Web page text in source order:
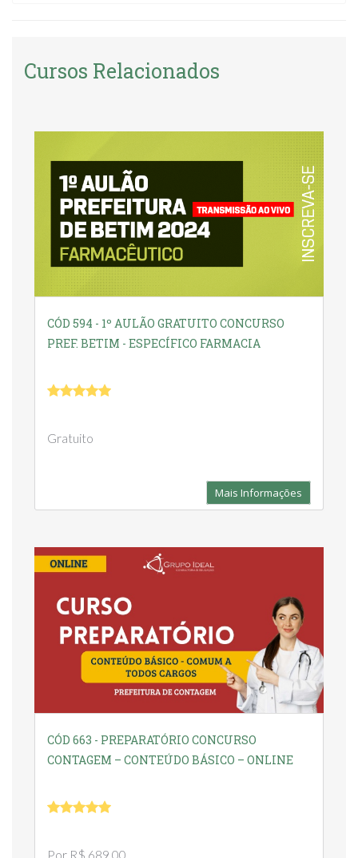
Cursos Relacionados
CÓD 594 - 1º AULÃO GRATUITO CONCURSO
PREF. BETIM - ESPECÍFICO FARMACIA
Gratuito
Mais Informações
CÓD 663 - PREPARATÓRIO CONCURSO
CONTAGEM – CONTEÚDO BÁSICO – ONLINE
Por R$ 689,00